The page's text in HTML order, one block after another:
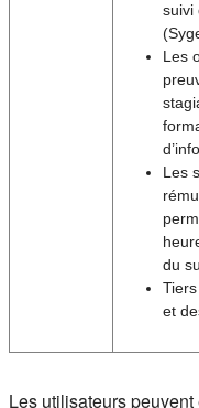
suivi
Les
Les
du
et
Les utilisateurs